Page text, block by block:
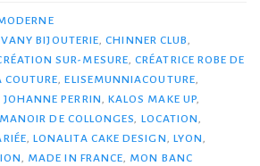
BIJOUTERIE,CHINNER CLUB,
SUR-MESURE,CRÉATRICE ROBE DE
COUTURE,ELISEMUNNIACOUTURE,
JOHANNE PERRIN, KALOS MAKE UP,
DE COLLONGES, LOCATION,
,LONALITA CAKE DESIGN, LYON,
, MADE IN FRANCE, MON BANC